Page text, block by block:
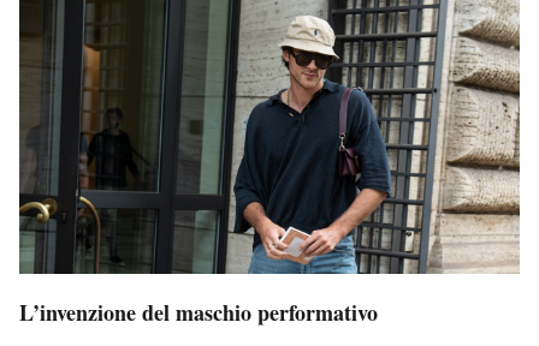
L’invenzione del maschio performativo